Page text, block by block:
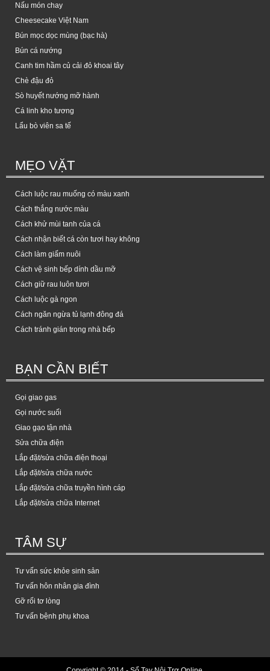
Nấu món chay
Cheesecake Việt Nam
Bún mọc dọc mùng (bạc hà)
Bún cá nướng
Canh tim hầm củ cải đỏ khoai tây
Chè đậu đỏ
Sò huyết nướng mỡ hành
Cá linh kho tương
Lẩu bò viên sa tế
MẸO VẶT
Cách luộc rau muống có màu xanh
Cách thắng nước màu
Cách khử mùi tanh của cá
Cách nhận biết cá còn tươi hay không
Cách làm giấm nuôi
Cách vệ sinh bếp dính dầu mỡ
Cách giữ rau luôn tươi
Cách luộc gà ngon
Cách ngăn ngừa tủ lạnh đông đá
Cách tránh gián trong nhà bếp
BẠN CẦN BIẾT
Gọi giao gas
Gọi nước suối
Giao gạo tận nhà
Sửa chữa điện
Lắp đặt/sửa chữa điện thoại
Lắp đặt/sửa chữa nước
Lắp đặt/sửa chữa truyền hình cáp
Lắp đặt/sửa chữa Internet
TÂM SỰ
Tư vấn sức khỏe sinh sản
Tư vấn hôn nhân gia đình
Gỡ rối tơ lòng
Tư vấn bệnh phụ khoa